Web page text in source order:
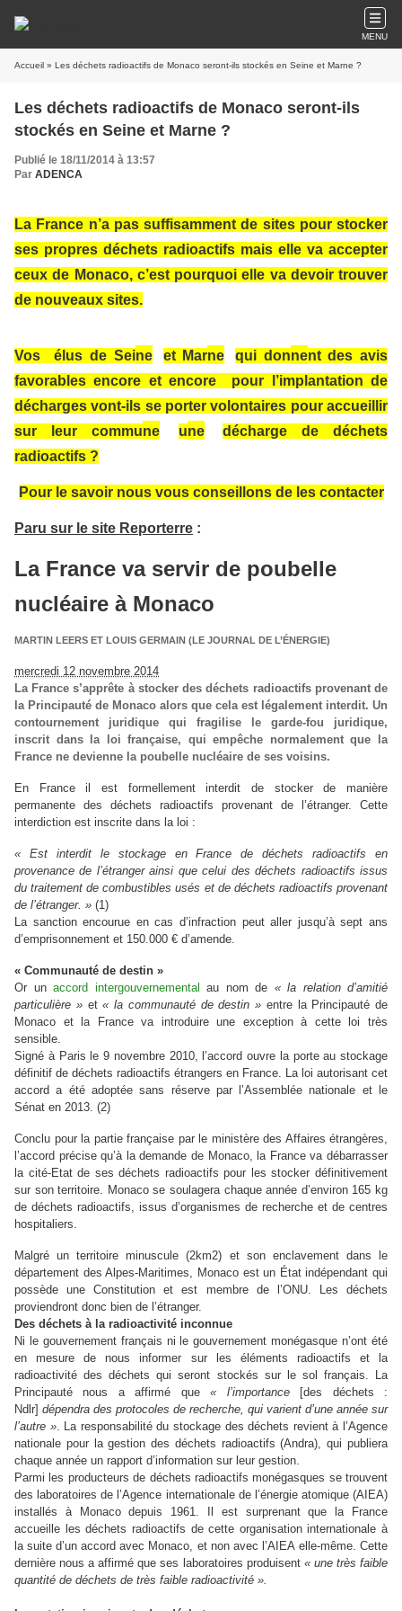
MENU
Accueil » Les déchets radioactifs de Monaco seront-ils stockés en Seine et Marne ?
Les déchets radioactifs de Monaco seront-ils
stockés en Seine et Marne ?
Publié le 18/11/2014 à 13:57
Par ADENCA
La France n’a pas suffisamment de sites pour stocker
ses propres déchets radioactifs mais elle va accepter
ceux de Monaco, c’est pourquoi elle va devoir trouver
de nouveaux sites.
Vos élus de Seine et Marne qui donnent des avis
favorables encore et encore pour l’implantation de
décharges vont-ils se porter volontaires pour accueillir
sur leur commune une
décharge de déchets
radioactifs ?
Pour le savoir nous vous conseillons de les contacter
Paru sur le site Reporterre :
La France va servir de poubelle
nucléaire à Monaco
MARTIN LEERS ET LOUIS GERMAIN (LE JOURNAL DE L’ÉNERGIE)
mercredi 12 novembre 2014
La France s’apprête à stocker des déchets radioactifs provenant de
la Principauté de Monaco alors que cela est légalement interdit. Un
contournement juridique qui fragilise le garde-fou juridique,
inscrit dans la loi française, qui empêche normalement que la
France ne devienne la poubelle nucléaire de ses voisins.
En France il est formellement interdit de stocker de manière
permanente des déchets radioactifs provenant de l’étranger. Cette
interdiction est inscrite dans la loi :
«
Est interdit le stockage en France de déchets radioactifs en
provenance de l’étranger ainsi que celui des déchets radioactifs issus
du traitement de combustibles usés et de déchets radioactifs provenant
de l’étranger. » (1)
La sanction encourue en cas d’infraction peut aller jusqu’à sept ans
d’emprisonnement et 150.000 € d’amende.
« Communauté de destin »
Or un accord intergouvernemental au nom de « la relation d’amitié
particulière » et « la communauté de destin » entre la Principauté de
Monaco et la France va introduire une exception à cette loi très
sensible.
Signé à Paris le 9 novembre 2010, l’accord ouvre la porte au stockage
définitif de déchets radioactifs étrangers en France. La loi autorisant cet
accord a été adoptée sans réserve par l’Assemblée nationale et le
Sénat en 2013. (2)
Conclu pour la partie française par le ministère des Affaires étrangères,
l’accord précise qu’à la demande de Monaco, la France va débarrasser
la cité-Etat de ses déchets radioactifs pour les stocker définitivement
sur son territoire. Monaco se soulagera chaque année d’environ 165 kg
de déchets radioactifs, issus d’organismes de recherche et de centres
hospitaliers.
Malgré un territoire minuscule (2km2) et son enclavement dans le
département des Alpes-Maritimes, Monaco est un État indépendant qui
possède une Constitution et est membre de l’ONU. Les déchets
proviendront donc bien de l’étranger.
Des déchets à la radioactivité inconnue
Ni le gouvernement français ni le gouvernement monégasque n’ont été
en mesure de nous informer sur les éléments radioactifs et la
radioactivité des déchets qui seront stockés sur le sol français. La
Principauté nous a affirmé que
« l’importance
[des déchets :
Ndlr] dépendra des protocoles de recherche, qui varient d’une année sur
l’autre ». La responsabilité du stockage des déchets revient à l’Agence
nationale pour la gestion des déchets radioactifs (Andra), qui publiera
chaque année un rapport d’information sur leur gestion.
Parmi les producteurs de déchets radioactifs monégasques se trouvent
des laboratoires de l’Agence internationale de l’énergie atomique (AIEA)
installés à Monaco depuis 1961. Il est surprenant que la France
accueille les déchets radioactifs de cette organisation internationale à
la suite d’un accord avec Monaco, et non avec l’AIEA elle-même. Cette
dernière nous a affirmé que ses laboratoires produisent « une très faible
quantité de déchets de très faible radioactivité ».